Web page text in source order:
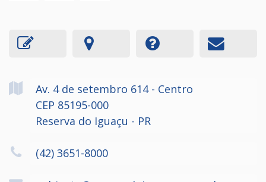
Av. 4 de setembro 614 - Centro
CEP 85195-000
Reserva do Iguaçu - PR
(42) 3651-8000